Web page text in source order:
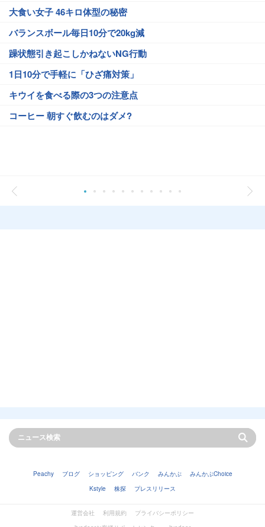
大食い女子 46キロ体型の秘密
バランスボール毎日10分で20kg減
躁状態引き起こしかねないNG行動
1日10分で手軽に「ひざ痛対策」
キウイを食べる際の3つの注意点
コーヒー 朝すぐ飲むのはダメ?
Peachy ブログ ショッピング バンク みんかぶ
みんかぶChoice
Kstyle
株探 プレスリリース
運営会社 利用規約
プライバシーポリシー